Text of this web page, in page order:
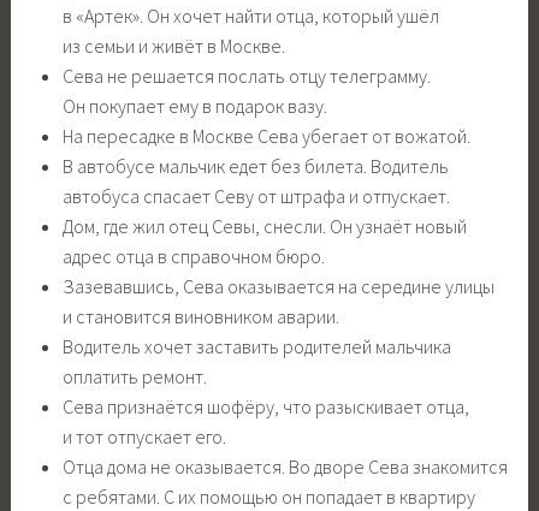
в «Артек». Он хочет найти отца, который ушёл
из семьи и живёт в Москве.
Сева не решается послать отцу телеграмму.
Он покупает ему в подарок вазу.
На пересадке в Москве Сева убегает от вожатой.
В автобусе мальчик едет без билета. Водитель
автобуса спасает Севу от штрафа и отпускает.
Дом, где жил отец Севы, снесли. Он узнаёт новый
адрес отца в справочном бюро.
Зазевавшись, Сева оказывается на середине улицы
и становится виновником аварии.
Водитель хочет заставить родителей мальчика
оплатить ремонт.
Сева признаётся шофёру, что разыскивает отца,
и тот отпускает его.
Отца дома не оказывается. Во дворе Сева знакомится
с ребятами. С их помощью он попадает в квартиру